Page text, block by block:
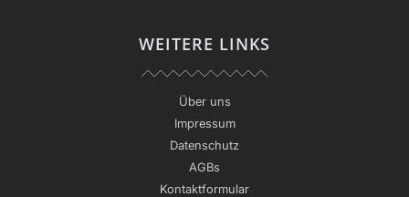
WEITERE LINKS
Über uns
Impressum
Datenschutz
AGBs
Kontaktformular